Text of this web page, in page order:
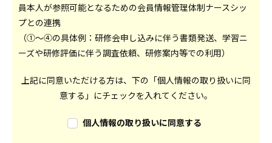
員本人が参照可能となるための会員情報管理体制ナースシッ
プとの連携
（①～④の具体例：研修会申し込みに伴う書類発送、学習ニ
ーズや研修評価に伴う調査依頼、研修案内等での利用）
上記に同意いただける方は、下の「個人情報の取り扱いに同
意する」にチェックを入れてください。
個人情報の取り扱いに同意する